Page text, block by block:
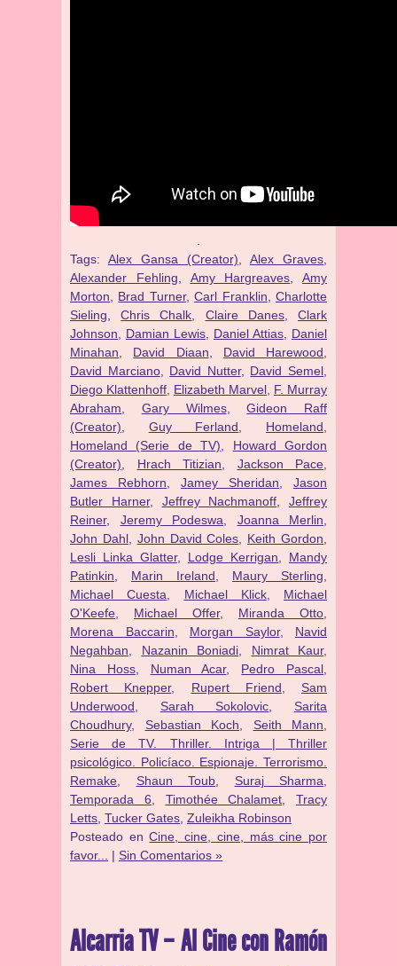
Tags: Alex Gansa (Creator) Alex Graves
Alexander Fehling
Amy Hargreaves
Amy
Morton
Brad Turner,Carl Franklin ,Charlotte
Sieling ,Chris Chalk Claire Danes,Clark
Johnson
Damian Lewis Daniel Attias
Daniel
Minahan
David Diaan David Harewood
David Marciano, David Nutter, David Semel
Diego Klattenhoff Elizabeth Marvel F. Murray
Abraham
Gary Wilmes,Gideon Raff
(Creator)
Guy Ferland Homeland
Homeland (Serie de TV)
Howard Gordon
(Creator)
Hrach Titizian Jackson Pace
James Rebhorn
Jamey Sheridan
Jason
Butler Harner, Jeffrey Nachmanoff
Jeffrey
Reiner, Jeremy Podeswa Joanna Merlin
John Dahl, John David Coles Keith Gordon
Lesli Linka Glatter, Lodge Kerrigan
Mandy
Patinkin
Marin Ireland Maury Sterling
Michael Cuesta
Michael Klick, Michael
O'Keefe
Michael Offer, Miranda Otto
Morena Baccarin
Morgan Saylor, Navid
Negahban
Nazanin Boniadi Nimrat Kaur,
Nina Hoss, Numan Acar, Pedro Pascal
Robert Knepper, Rupert Friend
Sam
Underwood
Sarah Sokolovic
Sarita
Choudhury, Sebastian Koch Seith Mann
Serie de TV. Thriller. Intriga | Thriller
psicológico. Policíaco. Espionaje. Terrorismo.
Remake
Shaun Toub Suraj Sharma
Temporada 6
Timothée Chalamet
Tracy
Letts Tucker Gates Zuleikha Robinson
Posteado enCine, cine, cine, más cine por
favor...
| Sin Comentarios »
Alcarria TV – Al Cine con Ramón